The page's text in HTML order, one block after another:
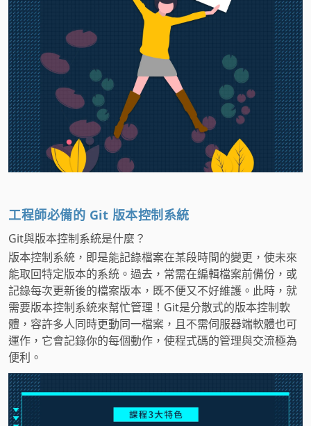
工程師必備的 Git 版本控制系統
Git與版本控制系統是什麼？
版本控制系統，即是能記錄檔案在某段時間的變更，使未來
能取回特定版本的系統。過去，常需在編輯檔案前備份，或
記錄每次更新後的檔案版本，既不便又不好維護。此時，就
需要版本控制系統來幫忙管理！Git是分散式的版本控制軟
體，容許多人同時更動同一檔案，且不需伺服器端軟體也可
運作，它會記錄你的每個動作，使程式碼的管理與交流極為
便利。